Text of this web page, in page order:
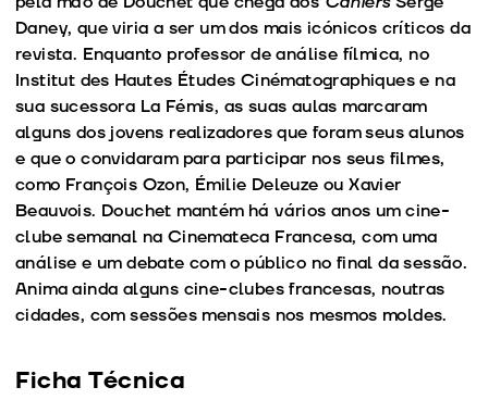
Daney, que viria a ser um dos mais icónicos críticos da
revista. Enquanto professor de análise fílmica, no
Institut des Hautes Études Cinématographiques e na
sua sucessora La Fémis, as suas aulas marcaram
alguns dos jovens realizadores que foram seus alunos
e que o convidaram para participar nos seus filmes,
como François Ozon, Émilie Deleuze ou Xavier
Beauvois. Douchet mantém há vários anos um cine-
clube semanal na Cinemateca Francesa, com uma
análise e um debate com o público no final da sessão.
Anima ainda alguns cine-clubes francesas, noutras
cidades, com sessões mensais nos mesmos moldes.
Ficha Técnica